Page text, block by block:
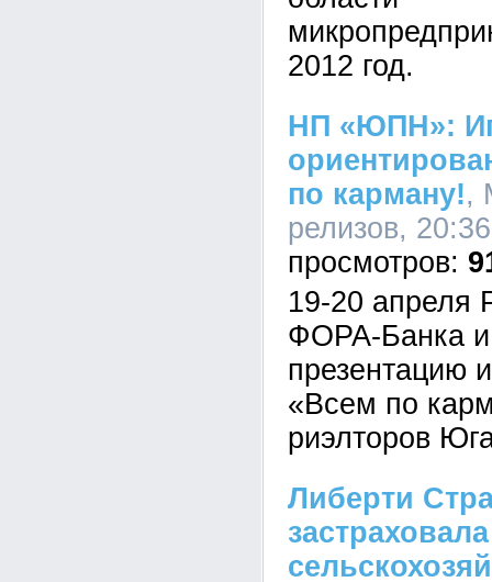
2012 год.
НП «ЮПН»:
по карману!,
релизов,
19-20 апреля
ФОРА-Банка
презентацию
«Всем по
риэлторов
Либерти
застраховала